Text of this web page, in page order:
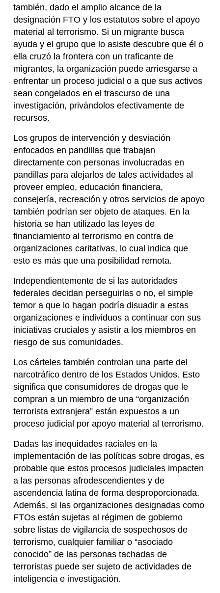
también, dado el amplio alcance de la
designación FTO y los estatutos sobre el apoyo
material al terrorismo. Si un migrante busca
ayuda y el grupo que lo asiste descubre que él o
ella cruzó la frontera con un traficante de
migrantes, la organización puede arriesgarse a
enfrentar un proceso judicial o a que sus activos
sean congelados en el trascurso de una
investigación, privándolos efectivamente de
recursos.
Los grupos de intervención y desviación
enfocados en pandillas que trabajan
directamente con personas involucradas en
pandillas para alejarlos de tales actividades al
proveer empleo, educación financiera,
consejería, recreación y otros servicios de apoyo
también podrían ser objeto de ataques. En la
historia se han utilizado las leyes de
financiamiento al terrorismo en contra de
organizaciones caritativas, lo cual indica que
esto es más que una posibilidad remota.
Independientemente de si las autoridades
federales decidan perseguirlas o no, el simple
temor a que lo hagan podría disuadir a estas
organizaciones e individuos a continuar con sus
iniciativas cruciales y asistir a los miembros en
riesgo de sus comunidades.
Los cárteles también controlan una parte del
narcotráfico dentro de los Estados Unidos. Esto
significa que consumidores de drogas que le
compran a un miembro de una “organización
terrorista extranjera” están expuestos a un
proceso judicial por apoyo material al terrorismo.
Dadas las inequidades raciales en la
implementación de las políticas sobre drogas, es
probable que estos procesos judiciales impacten
a las personas afrodescendientes y de
ascendencia latina de forma desproporcionada.
Además, si las organizaciones designadas como
FTOs están sujetas al régimen de gobierno
sobre listas de vigilancia de sospechosos de
terrorismo, cualquier familiar o “asociado
conocido” de las personas tachadas de
terroristas puede ser sujeto de actividades de
inteligencia e investigación.